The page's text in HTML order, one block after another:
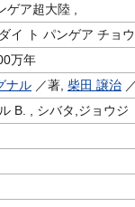
ア超大陸 ,
イ ト パンゲア チョ
万年
ナル ／著, 柴田 譲治
B. , シバタ,ジョウジ